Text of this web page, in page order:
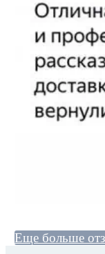
Еще больше